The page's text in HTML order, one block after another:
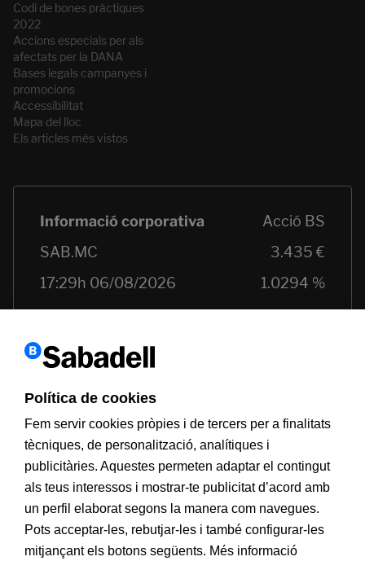
Codi de bones pràctiques
2022
Accions especials per als
afectats per la DANA
Bases legals campanyes i
promocions
Accessibilitat
Mapa del lloc
Els articles més vistos
Informació a clients PSD2
MIFID
Documentació PRIIPS
Avís legalPolítica de cookies
Atenció al client
Política de cookies
Fem servir cookies pròpies i de tercers per a finalitats
tècniques, de personalització, analítiques i
publicitàries. Aquestes permeten adaptar el contingut
als teus interessos i mostrar-te publicitat d’acord amb
un perfil elaborat segons la manera com navegues.
Pots acceptar-les, rebutjar-les i també configurar-les
mitjançant els botons següents. Més informació